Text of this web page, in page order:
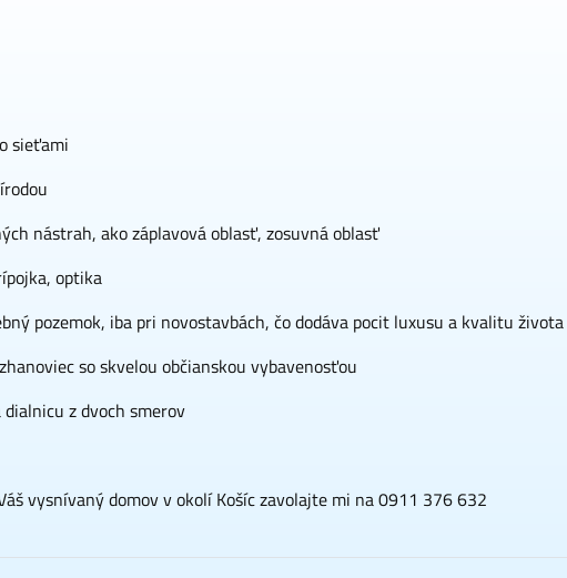
sieťami
nástrah, ako záplavová oblasť, zosuvná oblasť
optika
pozemok, iba pri novostavbách, čo dodáva pocit luxusu a kvalitu života
so skvelou občianskou vybavenosťou
z dvoch smerov
vysnívaný domov v okolí Košíc zavolajte mi na 0911 376 632